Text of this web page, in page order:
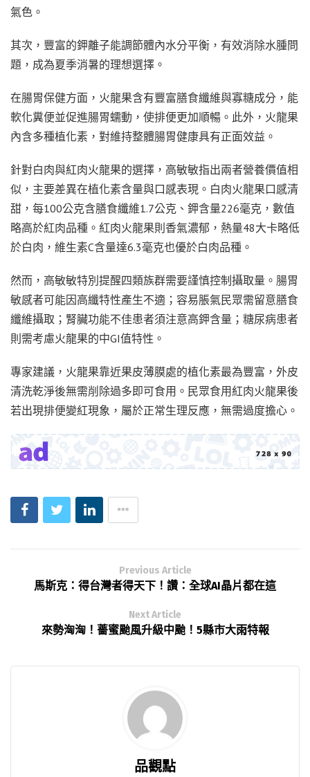
氣色。
其次，豐富的鉀離子能調節體內水分平衡，有效消除水腫問
題，成為夏季消暑的理想選擇。
在腸胃保健方面，火龍果含有豐富膳食纖維與寡糖成分，能
軟化糞便並促進腸胃蠕動，使排便更加順暢。此外，火龍果
內含多種植化素，對維持整體腸胃健康具有正面效益。
針對白肉與紅肉火龍果的選擇，高敏敏指出兩者營養價值相
似，主要差異在植化素含量與口感表現。白肉火龍果口感清
甜，每100公克含膳食纖維1.7公克、鉀含量226毫克，數值
略高於紅肉品種。紅肉火龍果則香氣濃郁，熱量48大卡略低
於白肉，維生素C含量達6.3毫克也優於白肉品種。
然而，高敏敏特別提醒四類族群需要謹慎控制攝取量。腸胃
敏感者可能因高纖特性產生不適；容易脹氣民眾需留意膳食
纖維攝取；腎臟功能不佳患者須注意高鉀含量；糖尿病患者
則需考慮火龍果的中GI值特性。
專家建議，火龍果靠近果皮薄膜處的植化素最為豐富，外皮
清洗乾淨後無需削除過多即可食用。民眾食用紅肉火龍果後
若出現排便變紅現象，屬於正常生理反應，無需過度擔心。
Previous Article
馬斯克：得台灣者得天下！讚：全球AI晶片都在這
Next Article
來勢洶洶！薔蜜颱風升級中颱！5縣市大雨特報
品觀點